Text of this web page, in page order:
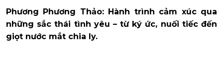
Phương Phương Thảo: Hành trình cảm xúc qua
những sắc thái tình yêu – từ ký ức, nuối tiếc đến
giọt nước mắt chia ly.